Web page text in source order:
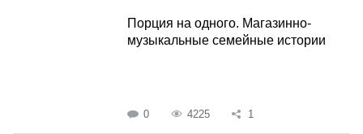
Порция на одного. Магазинно-
музыкальные семейные истории
0 4225 1